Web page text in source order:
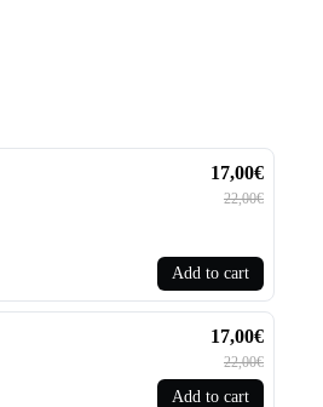
17,00€
22,00€
Add to cart
17,00€
22,00€
Add to cart